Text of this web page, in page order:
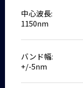
中心波長:
1150nm
バンド幅:
+/-5nm